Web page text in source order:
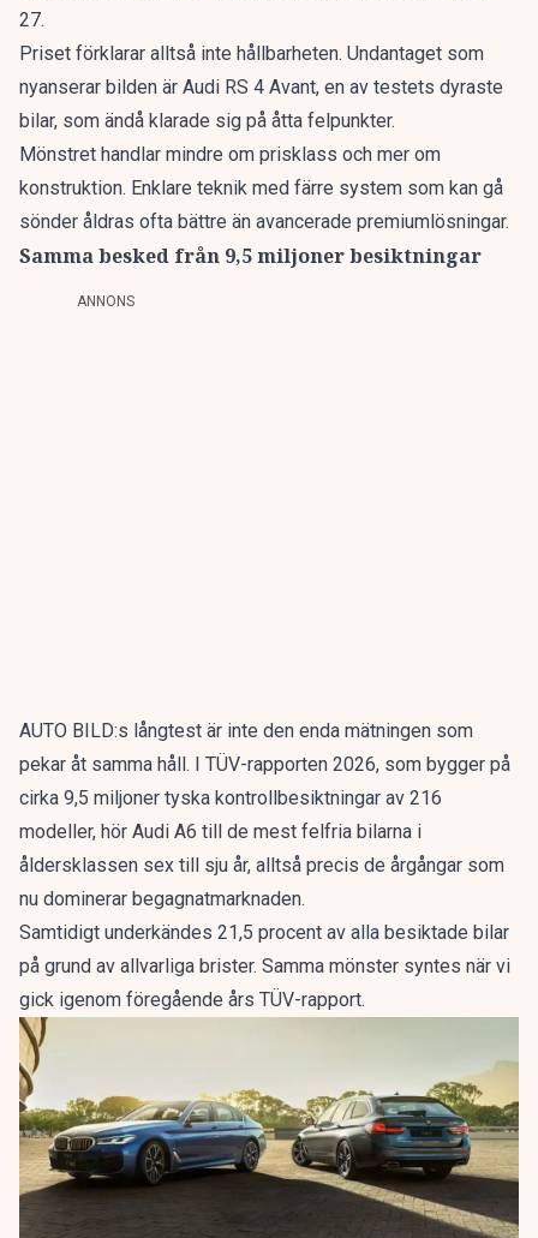
27.
Priset förklarar alltså inte hållbarheten. Undantaget som
nyanserar bilden är Audi RS 4 Avant, en av testets dyraste
bilar, som ändå klarade sig på åtta felpunkter.
Mönstret handlar mindre om prisklass och mer om
konstruktion. Enklare teknik med färre system som kan gå
sönder åldras ofta bättre än avancerade premiumlösningar.
Samma besked från 9,5 miljoner besiktningar
ANNONS
AUTO BILD:s långtest är inte den enda mätningen som
pekar åt samma håll. I TÜV-rapporten 2026, som bygger på
cirka 9,5 miljoner tyska kontrollbesiktningar av 216
modeller, hör Audi A6 till de mest felfria bilarna i
åldersklassen sex till sju år, alltså precis de årgångar som
nu dominerar begagnatmarknaden.
Samtidigt underkändes 21,5 procent av alla besiktade bilar
på grund av allvarliga brister. Samma mönster syntes när vi
gick igenom föregående års TÜV-rapport.